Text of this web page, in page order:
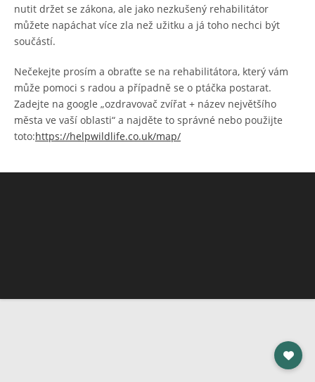
nutit držet se zákona, ale jako nezkušený rehabilitátor
můžete napáchat více zla než užitku a já toho nechci být
součástí.
Nečekejte prosím a obraťte se na rehabilitátora, který vám
může pomoci s radou a případně se o ptáčka postarat.
Zadejte na google „ozdravovač zvířat + název největšího
města ve vaší oblasti“ a najděte to správné nebo použijte
toto:https://helpwildlife.co.uk/map/